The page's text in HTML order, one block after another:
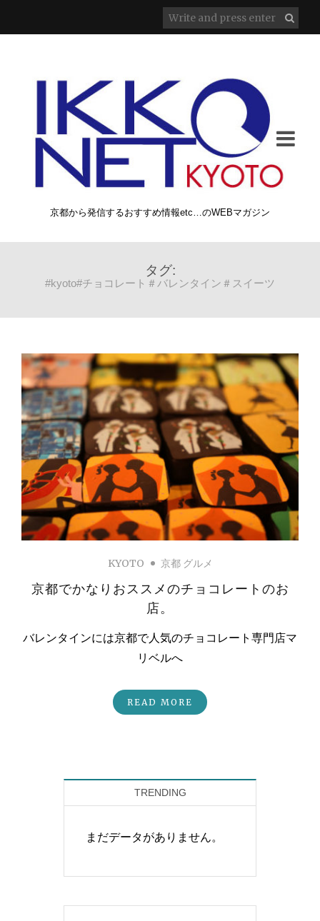
京都から発信するおすすめ情報etc…のWEBマガジン
タグ:
#kyoto#チョコレート＃バレンタイン＃スイーツ
KYOTO 京都 グルメ
京都でかなりおススメのチョコレートのお
店。
バレンタインには京都で人気のチョコレート専門店マ
リベルへ
READ MORE
TRENDING
まだデータがありません。